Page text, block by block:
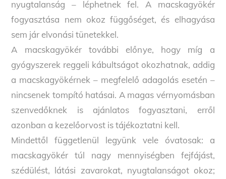
nyugtalanság – léphetnek fel. A macskagyökér
fogyasztása nem okoz függőséget, és elhagyása
sem jár elvonási tünetekkel.
A macskagyökér további előnye, hogy míg a
gyógyszerek reggeli kábultságot okozhatnak, addig
a macskagyökérnek – megfelelő adagolás esetén –
nincsenek tompító hatásai. A magas vérnyomásban
szenvedőknek is ajánlatos fogyasztani, erről
azonban a kezelőorvost is tájékoztatni kell.
Mindettől függetlenül legyünk vele óvatosak: a
macskagyökér túl nagy mennyiségben fejfájást,
szédülést, látási zavarokat, nyugtalanságot okoz;